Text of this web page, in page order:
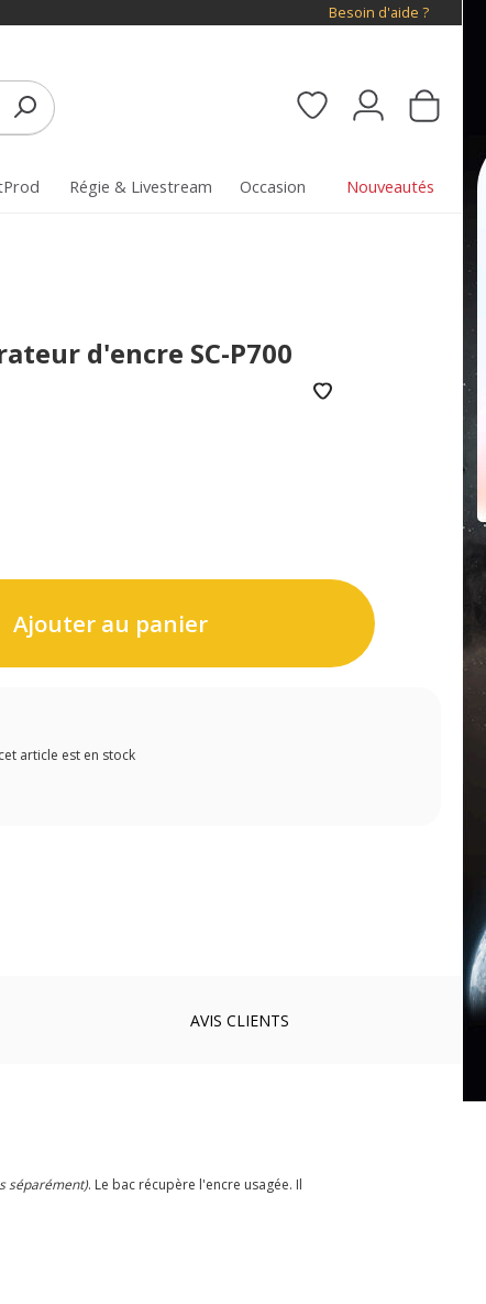
Besoin d'aide ?
Régie & Livestream Occasion Nouveautés
d'encre SC-P700
Ajouter au panier
article est en stock
AVIS CLIENTS
séparément). Le bac récupère l'encre usagée. Il